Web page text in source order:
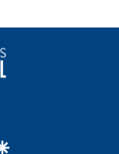
google